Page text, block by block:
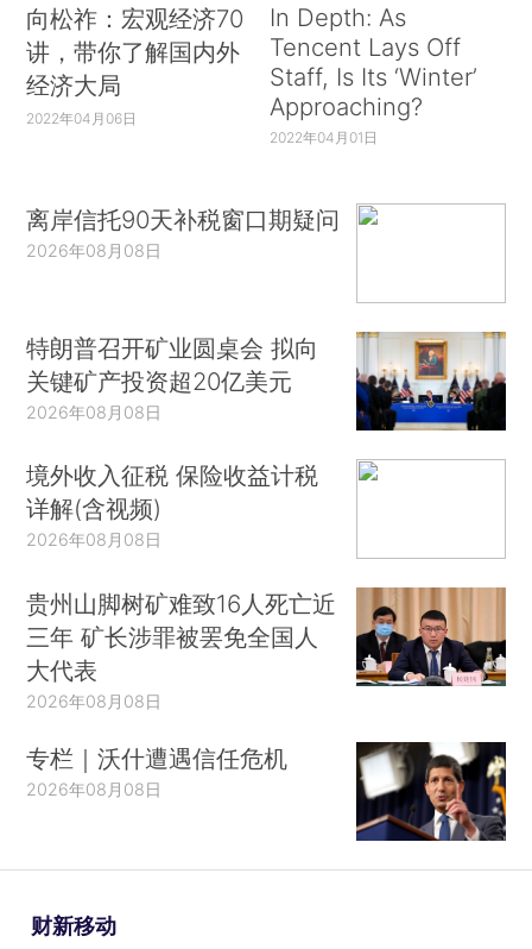
向松祚：宏观经济70
讲，带你了解国内外
经济大局
2022年04月06日
In Depth: As
Tencent Lays Off
Staff, Is Its ‘Winter’
Approaching?
2022年04月01日
离岸信托90天补税窗口期疑问
2026年08月08日
特朗普召开矿业圆桌会 拟向
关键矿产投资超20亿美元
2026年08月08日
境外收入征税 保险收益计税
详解(含视频)
2026年08月08日
贵州山脚树矿难致16人死亡近
三年 矿长涉罪被罢免全国人
大代表
2026年08月08日
专栏｜沃什遭遇信任危机
2026年08月08日
财新移动